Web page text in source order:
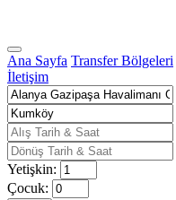
Ana Sayfa Transfer Bölgeleri
İletişim
Yetişkin:
Çocuk: